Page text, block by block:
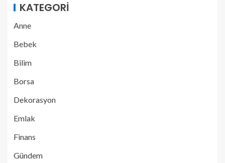
KATEGORI
Anne
Bebek
Bilim
Borsa
Dekorasyon
Emlak
Finans
Gündem